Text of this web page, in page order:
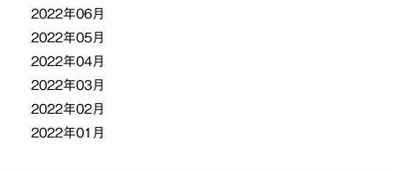
2022年06月
2022年05月
2022年04月
2022年03月
2022年02月
2022年01月